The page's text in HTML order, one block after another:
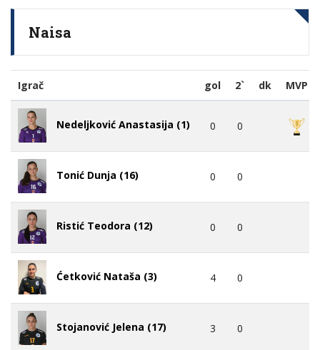
Naisa
Igrač gol 2` dk MVP
Nedeljković Anastasija (1) 0 0
Tonić Dunja (16) 0 0
Ristić Teodora (12) 0 0
Ćetković Nataša (3) 4 0
Stojanović Jelena (17) 3 0